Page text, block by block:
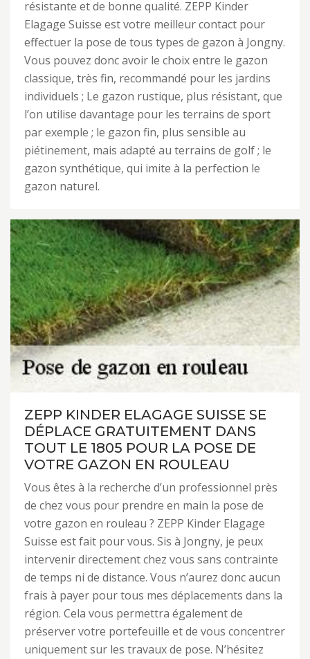
résistante et de bonne qualité. ZEPP Kinder
Elagage Suisse est votre meilleur contact pour
effectuer la pose de tous types de gazon à Jongny.
Vous pouvez donc avoir le choix entre le gazon
classique, très fin, recommandé pour les jardins
individuels ; Le gazon rustique, plus résistant, que
l’on utilise davantage pour les terrains de sport
par exemple ; le gazon fin, plus sensible au
piétinement, mais adapté au terrains de golf ; le
gazon synthétique, qui imite à la perfection le
gazon naturel.
ZEPP KINDER ELAGAGE SUISSE SE
DÉPLACE GRATUITEMENT DANS
TOUT LE 1805 POUR LA POSE DE
VOTRE GAZON EN ROULEAU
Vous êtes à la recherche d’un professionnel près
de chez vous pour prendre en main la pose de
votre gazon en rouleau ? ZEPP Kinder Elagage
Suisse est fait pour vous. Sis à Jongny, je peux
intervenir directement chez vous sans contrainte
de temps ni de distance. Vous n’aurez donc aucun
frais à payer pour tous mes déplacements dans la
région. Cela vous permettra également de
préserver votre portefeuille et de vous concentrer
uniquement sur les travaux de pose. N’hésitez